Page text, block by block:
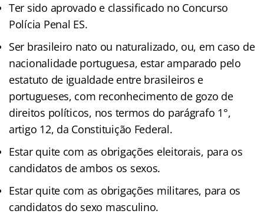
Ter sido aprovado e classificado no Concurso
Polícia Penal ES.
Ser brasileiro nato ou naturalizado, ou, em caso de
nacionalidade portuguesa, estar amparado pelo
estatuto de igualdade entre brasileiros e
portugueses, com reconhecimento de gozo de
direitos políticos, nos termos do parágrafo 1°,
artigo 12, da Constituição Federal.
Estar quite com as obrigações eleitorais, para os
candidatos de ambos os sexos.
Estar quite com as obrigações militares, para os
candidatos do sexo masculino.